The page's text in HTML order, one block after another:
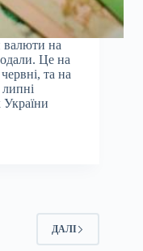
валюти на
Це на
та на
ДАЛІ